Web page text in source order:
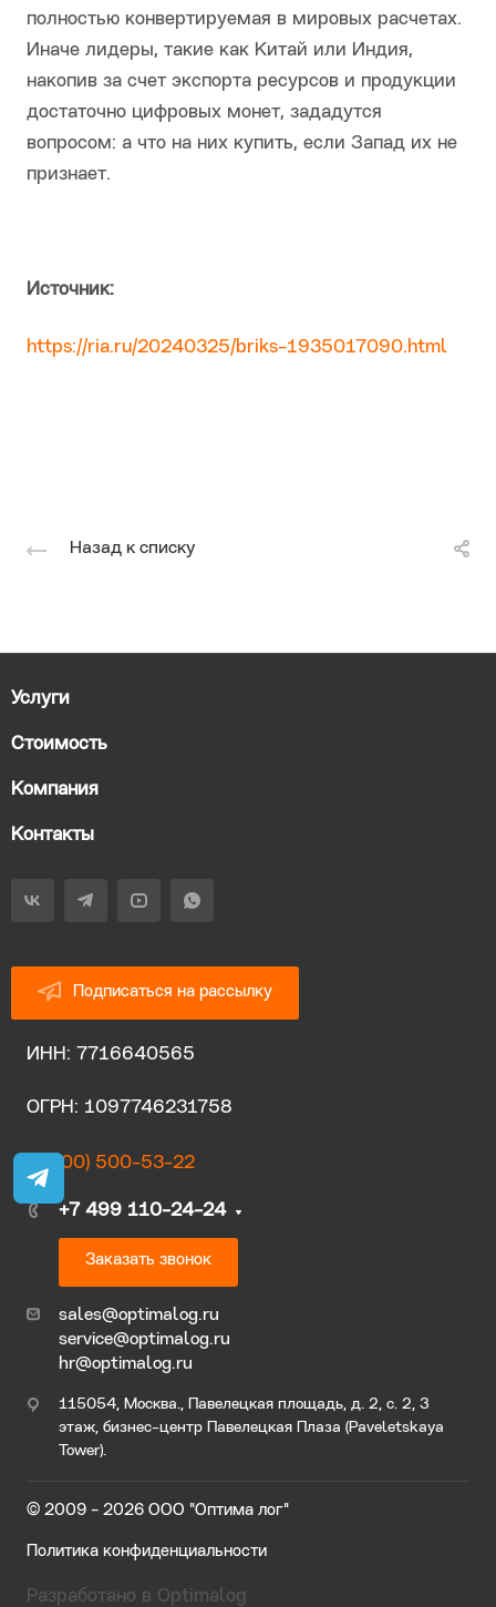
полностью конвертируемая в мировых расчетах.
Иначе лидеры, такие как Китай или Индия,
накопив за счет экспорта ресурсов и продукции
достаточно цифровых монет, зададутся
вопросом: а что на них купить, если Запад их не
признает.
Источник:
https://ria.ru/20240325/briks-1935017090.html
Назад к списку
Услуги
Стоимость
Компания
Контакты
Подписаться на рассылку
ИНН: 7716640565
ОГРН: 1097746231758
8 (800) 500-53-22
+7 499 110-24-24
Заказать звонок
sales@optimalog.ru
service@optimalog.ru
hr@optimalog.ru
115054, Москва., Павелецкая площадь, д. 2, с. 2, 3
этаж, бизнес-центр Павелецкая Плаза (Paveletskaya
Tower).
© 2009 - 2026 ООО "Оптима лог"
Политика конфиденциальности
Разработано в Optimalog